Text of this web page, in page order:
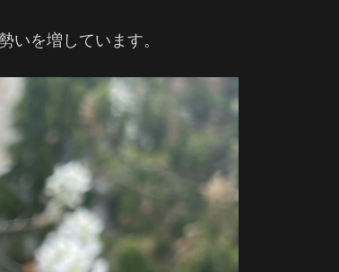
いを増しています。